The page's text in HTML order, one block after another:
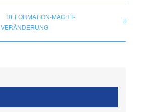
REFORMATION-MACHT-
VERÄNDERUNG